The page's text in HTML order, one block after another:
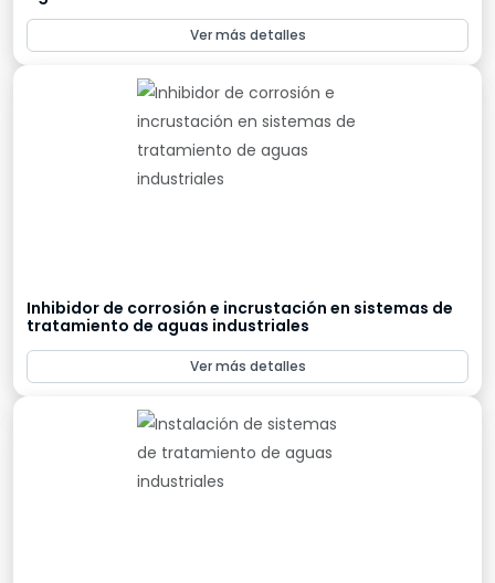
Ver más detalles
Inhibidor de corrosión e incrustación en sistemas de
tratamiento de aguas industriales
Ver más detalles